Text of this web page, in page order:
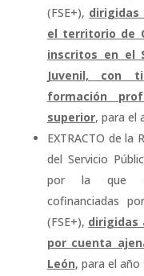
(FSE+), dirigidas
el territorio de
inscritos en el
Juvenil, con
formación
superior, para el
EXTRACTO de la
del Servicio
por la que
cofinanciadas
(FSE+), dirigidas
por cuenta
León, para el año